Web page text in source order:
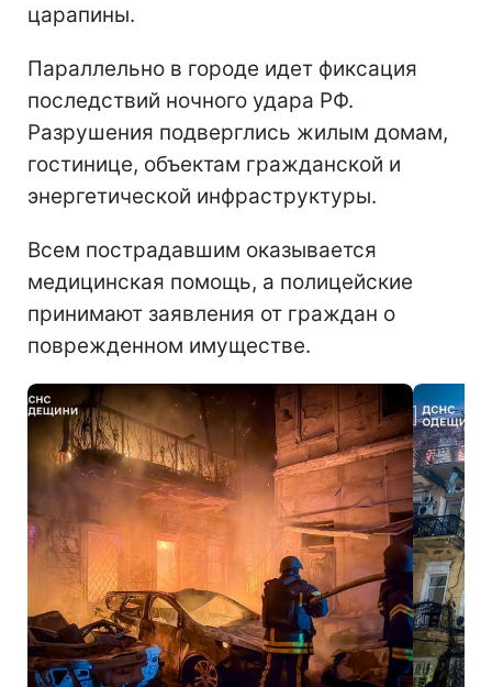
царапины.
Параллельно в городе идет фиксация
последствий ночного удара РФ.
Разрушения подверглись жилым домам,
гостинице, объектам гражданской и
энергетической инфраструктуры.
Всем пострадавшим оказывается
медицинская помощь, а полицейские
принимают заявления от граждан о
поврежденном имуществе.